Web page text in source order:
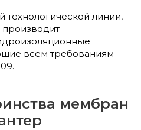
линии,
всем требованиям
мембран